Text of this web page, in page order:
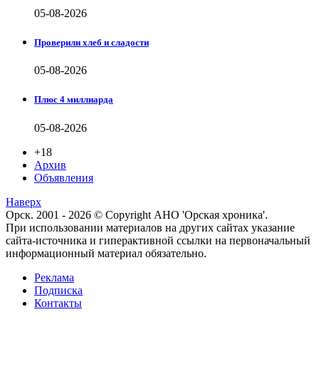
05-08-2026
Проверили хлеб и сладости
05-08-2026
Плюс 4 миллиарда
05-08-2026
+18
Архив
Объявления
Наверх
Орск. 2001 - 2026 © Copyright АНО 'Орская хроника'.
При использовании материалов на других сайтах указание
сайта-источника и гиперактивной ссылки на первоначальный
информационный материал обязательно.
Реклама
Подписка
Контакты